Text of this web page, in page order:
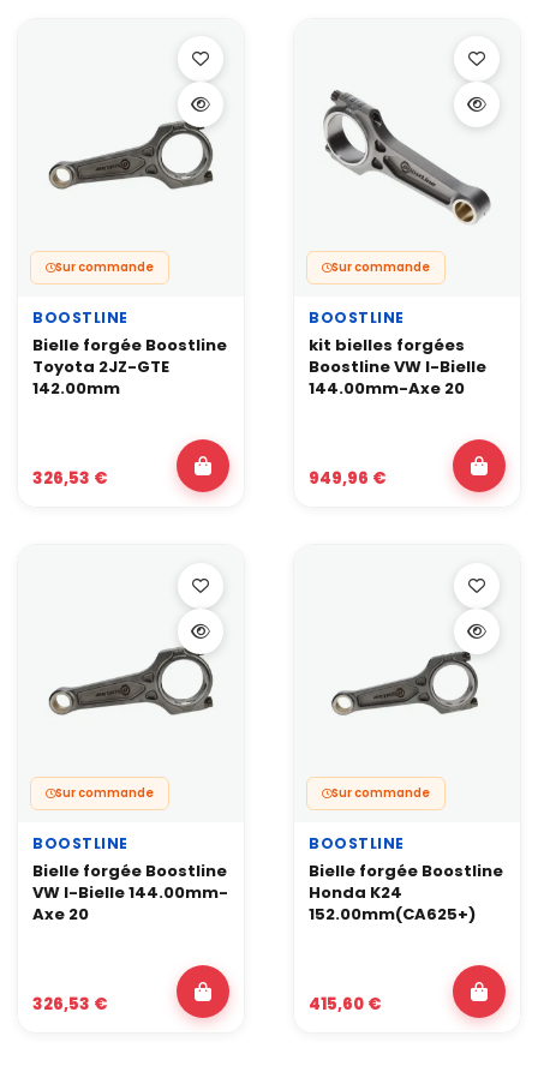
Sur commande
BOOSTLINE
Bielle forgée Boostline
Toyota 2JZ-GTE
142.00mm
326,53 €
Sur commande
BOOSTLINE
kit bielles forgées
Boostline VW I-Bielle
144.00mm-Axe 20
949,96 €
Sur commande
BOOSTLINE
Bielle forgée Boostline
VW I-Bielle 144.00mm-
Axe 20
326,53 €
Sur commande
BOOSTLINE
Bielle forgée Boostline
Honda K24
152.00mm(CA625+)
415,60 €